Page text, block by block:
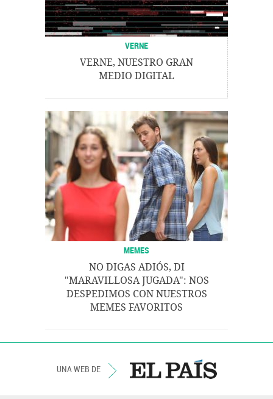
VERNE
VERNE, NUESTRO GRAN
MEDIO DIGITAL
MEMES
NO DIGAS ADIÓS, DI
"MARAVILLOSA JUGADA": NOS
DESPEDIMOS CON NUESTROS
MEMES FAVORITOS
UNA WEB DE